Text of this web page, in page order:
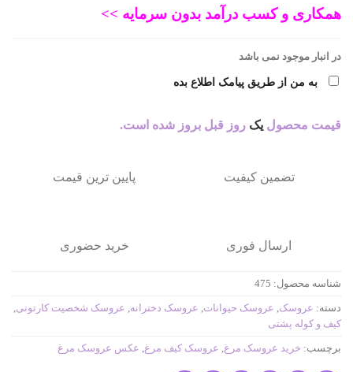
همکاری و کسب درآمد بدون سرمایه >>
در انبار موجود نمی باشد
به من از طریق پیامک اطلاع بده
قیمت محصول یک روز قبل بروز شده است.
تضمین کیفیت پایین ترین قیمت
ارسال فوری خرید حضوری
شناسه محصول: 475
دسته: عروسک, عروسک حیوانات, عروسک دخترانه, عروسک شخصیت کارتونی,
کیف و کوله پشتی
برچسب: خرید عروسک مرغ, عروسک کیف مرغ, عکس عروسک مرغ